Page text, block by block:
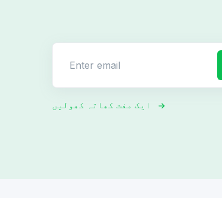
ایک مفت کھاتہ کھولیں